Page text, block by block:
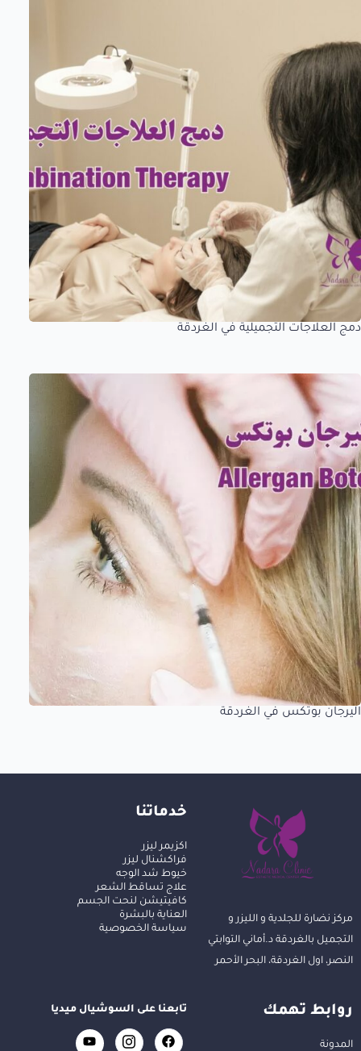
دمج العلاجات التجميلية في الغردقة
اليرجان بوتكس في الغردقة
مركز نضارة للجلدية و الليزر و
التجميل بالغردقة د.أماني التوابتي
النصر، اول الغردقة، البحر الأحمر
خدماتنا
اكزيمر ليزر
فراكشنال ليزر
خيوط شد الوجه
علاج تساقط الشعر
كافيتيشن لنحت الجسم
العناية بالبشرة
سياسة الخصوصية
روابط تهمك
المدونة
تابعنا على السوشيال ميديا